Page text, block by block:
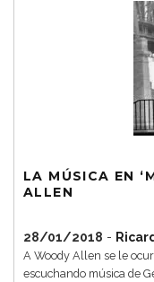
LA MÚSICA EN
ALLEN
28/01/2018 -
A Woody Allen se le
escuchando música de